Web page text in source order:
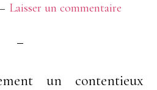
Laisser un commentaire
un contentieux